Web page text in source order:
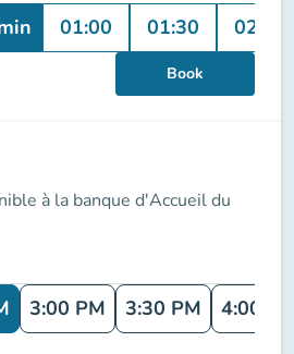
01:00 01:30 02:00
Book
à la banque d'Accueil du
3:00 PM 3:30 PM 4:00